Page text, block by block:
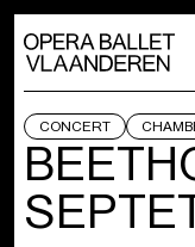
CONCERT